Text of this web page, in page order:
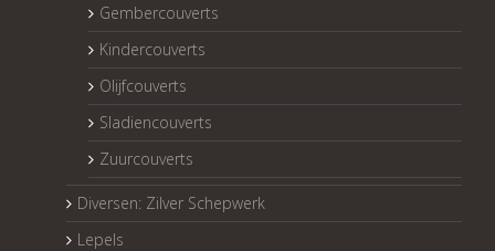
Gembercouverts
Kindercouverts
Olijfcouverts
Sladiencouverts
Zuurcouverts
Diversen: Zilver Schepwerk
Lepels